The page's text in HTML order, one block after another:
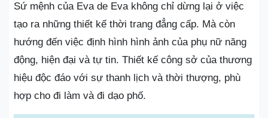
Sứ mệnh của Eva de Eva không chỉ dừng lại ở việc
tạo ra những thiết kế thời trang đẳng cấp. Mà còn
hướng đến việc định hình hình ảnh của phụ nữ năng
động, hiện đại và tự tin. Thiết kế công sở của thương
hiệu độc đáo với sự thanh lịch và thời thượng, phù
hợp cho đi làm và đi dạo phố.